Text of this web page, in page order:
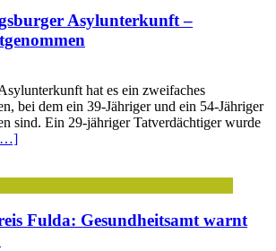
Asylunterkunft –
hat es ein zweifaches
bei dem ein 39-Jähriger und ein 54-Jähriger
sind. Ein 29-jähriger Tatverdächtiger wurde
Fulda: Gesundheitsamt warnt